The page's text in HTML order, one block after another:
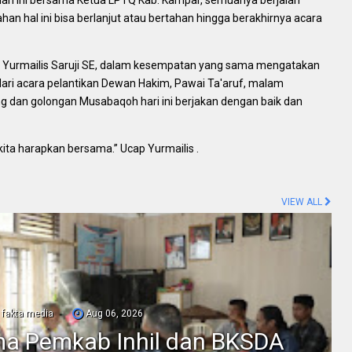
hal ini bisa berlanjut atau bertahan hingga berakhirnya acara
Saruji SE, dalam kesempatan yang sama mengatakan
acara pelantikan Dewan Hakim, Pawai Ta'aruf, malam
golongan Musabaqoh hari ini berjakan dengan baik dan
harapkan bersama.” Ucap Yurmailis .
VIEW ALL
fakta media Aug 06, 2026
Pemkab Inhil dan BKSDA